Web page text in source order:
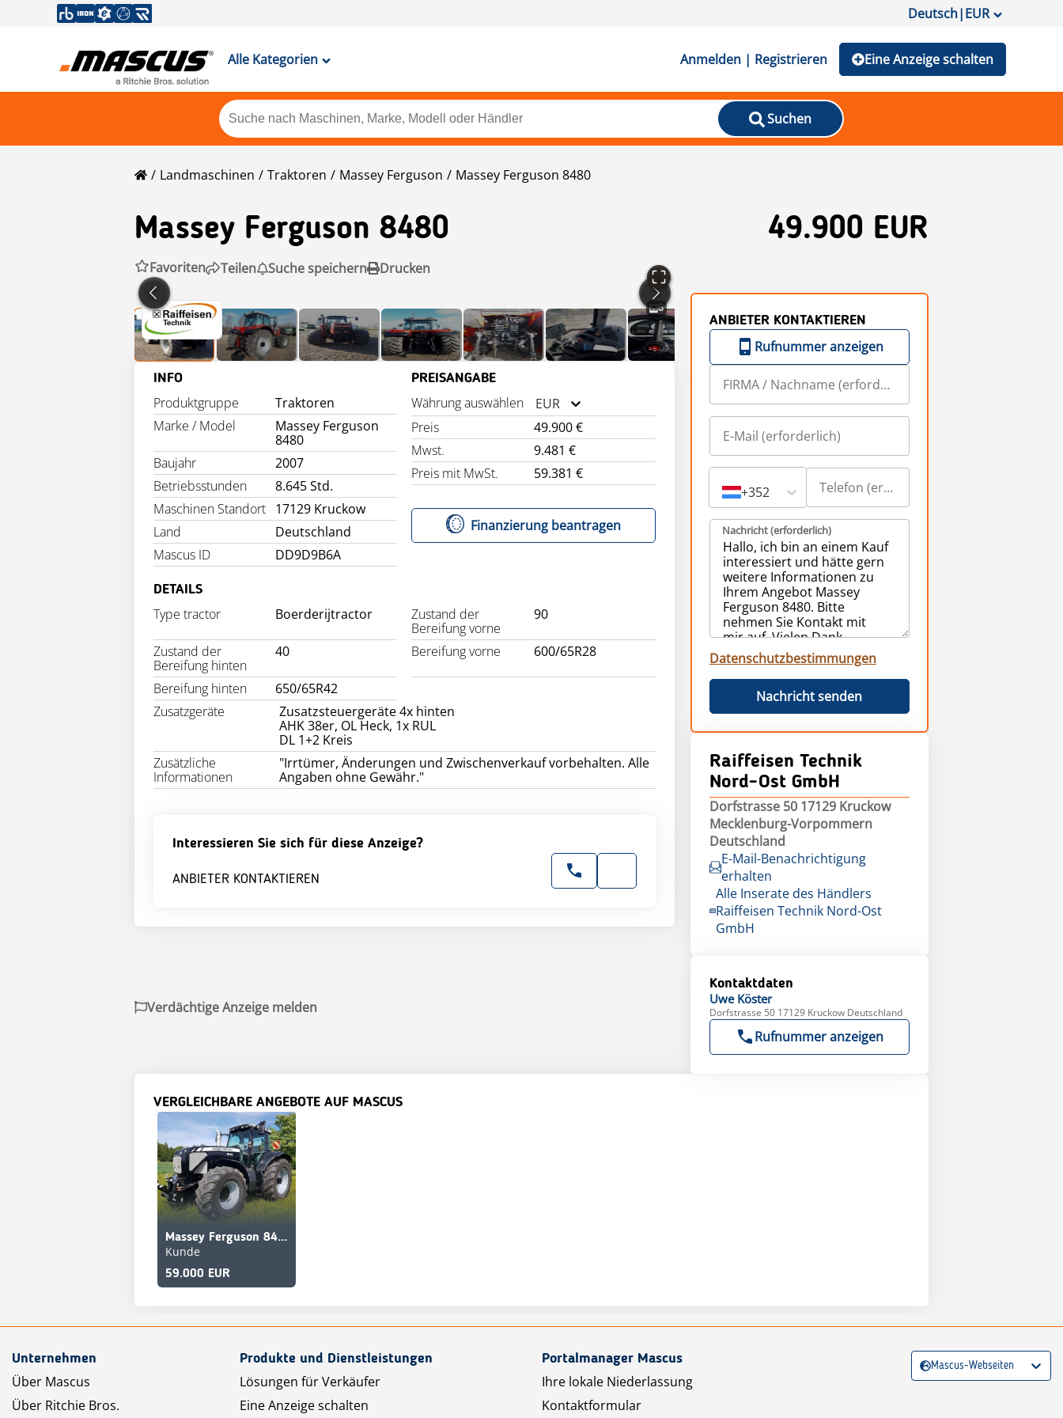
Deutsch|EUR
Alle Kategorien Anmelden | Registrieren Eine Anzeige schalten
Suchen
Landmaschinen Traktoren Massey Ferguson Massey Ferguson 8480
Massey Ferguson 8480 49.900 EUR
Favoriten Teilen Suche speichern Drucken
8
INFO
Produktgruppe
Traktoren
Marke / Model
Massey Ferguson
8480
Baujahr
2007
Betriebsstunden
8.645 Std.
Maschinen Standort 17129 Kruckow
Land
Deutschland
Mascus ID
DD9D9B6A
PREISANGABE
Währung auswählen
EUR
Preis
49.900 €
Mwst.
9.481 €
Preis mit MwSt.
59.381 €
Finanzierung beantragen
DETAILS
Type tractor Boerderijtractor
Zustand der
Bereifung vorne
90
Zustand der
Bereifung hinten
40 Bereifung vorne 600/65R28
Bereifung hinten
650/65R42
Zusatzgeräte
Zusatzsteuergeräte 4x hinten
AHK 38er, OL Heck, 1x RUL
DL 1+2 Kreis
Zusätzliche
Informationen
"Irrtümer, Änderungen und Zwischenverkauf vorbehalten. Alle
Angaben ohne Gewähr."
Interessieren Sie sich für diese Anzeige?
ANBIETER KONTAKTIEREN
ANBIETER KONTAKTIEREN
Rufnummer anzeigen
+352
Nachricht (erforderlich)
Datenschutzbestimmungen
Nachricht senden
Raiffeisen Technik
Nord-Ost GmbH
Dorfstrasse 50 17129 Kruckow
Mecklenburg-Vorpommern
Deutschland
E-Mail-Benachrichtigung
erhalten
Alle Inserate des Händlers
Raiffeisen Technik Nord-Ost
GmbH
Kontaktdaten
Uwe Köster
Dorfstrasse 50 17129 Kruckow Deutschland
Rufnummer anzeigen
Verdächtige Anzeige melden
VERGLEICHBARE ANGEBOTE AUF MASCUS
Massey Ferguson 8480 neuer Triebsatz
Kunde
59.000 EUR
Unternehmen
Über Mascus
Über Ritchie Bros.
Produkte und Dienstleistungen
Lösungen für Verkäufer
Eine Anzeige schalten
Portalmanager Mascus
Ihre lokale Niederlassung
Kontaktformular
Mascus-Webseiten